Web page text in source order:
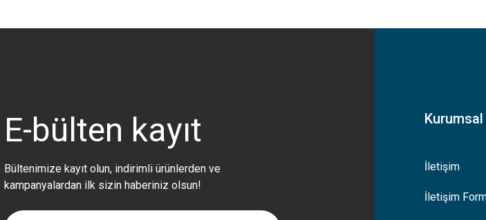
E-bülten kayıt
Bültenimize kayıt olun, indirimli ürünlerden ve
kampanyalardan ilk sizin haberiniz olsun!
Kurumsal
İletişim
İletişim